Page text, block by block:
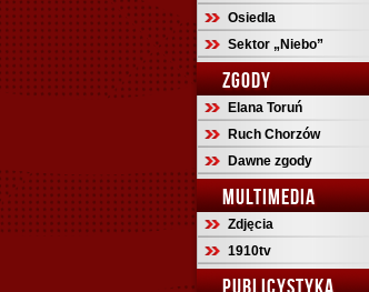
Osiedla
Sektor „Niebo”
ZGODY
Elana Toruń
Ruch Chorzów
Dawne zgody
MULTIMEDIA
Zdjęcia
1910tv
PUBLICYSTYKA